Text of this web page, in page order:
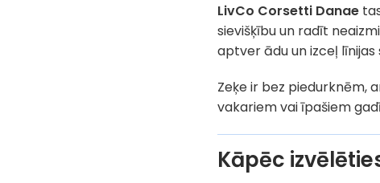
LivCo Corsetti Danae
sievišķību un radīt
aptver ādu un izceļ
Zeķe ir bez piedurknēm,
vakariem vai īpašiem
Kāpēc